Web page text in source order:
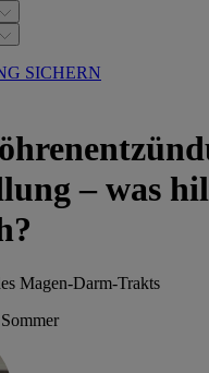
SICHERN
– was
Magen-Darm-Trakts